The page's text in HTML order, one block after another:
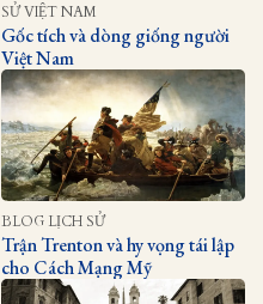
SỬ VIỆT NAM
Gốc tích và dòng giống người
Việt Nam
BLOG LỊCH SỬ
Trận Trenton và hy vọng tái lập
cho Cách Mạng Mỹ